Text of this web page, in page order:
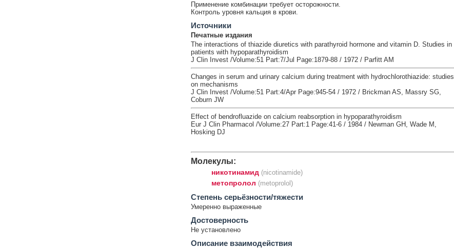
Применение комбинации требует осторожности.
Контроль уровня кальция в крови.
Источники
Печатные издания
The interactions of thiazide diuretics with parathyroid hormone and vitamin D. Studies in
patients with hypoparathyroidism
J Clin Invest /Volume:51 Part:7/Jul Page:1879-88 / 1972 / Parfitt AM
Changes in serum and urinary calcium during treatment with hydrochlorothiazide: studies
on mechanisms
J Clin Invest /Volume:51 Part:4/Apr Page:945-54 / 1972 / Brickman AS, Massry SG,
Coburn JW
Effect of bendrofluazide on calcium reabsorption in hypoparathyroidism
Eur J Clin Pharmacol /Volume:27 Part:1 Page:41-6 / 1984 / Newman GH, Wade M,
Hosking DJ
Молекулы:
никотинамид (nicotinamide)
метопролол (metoprolol)
Cтепень серьёзности/тяжести
Умеренно выраженные
Достоверность
Не установлено
Описание взаимодействия